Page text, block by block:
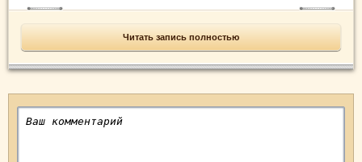
Читать запись полностью